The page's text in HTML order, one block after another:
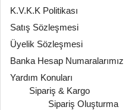
K.V.K.K Politikası
Satış Sözleşmesi
Üyelik Sözleşmesi
Banka Hesap Numaralarımız
Yardım Konuları
Sipariş & Kargo
Sipariş Oluşturma